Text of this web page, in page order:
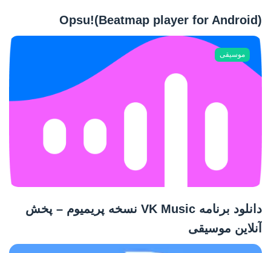
Opsu!(Beatmap player for Android)
موسیقی
دانلود برنامه VK Music نسخه پریمیوم – پخش
آنلاین موسیقی